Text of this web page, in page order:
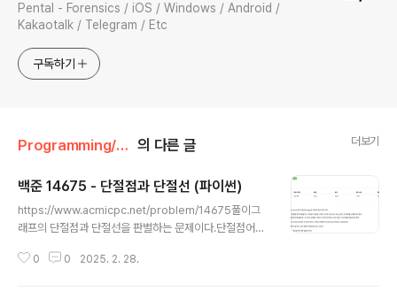
Pental - Forensics / iOS / Windows / Android /
Kakaotalk / Telegram / Etc
구독하기
Programming/백준 의 다른 글 더보기
백준 14675 - 단절점과 단절선 (파이썬)
https://www.acmicpc.net/problem/14675풀이그
래프의 단절점과 단절선을 판별하는 문제이다.단절점어떤
는 정점단절선어떤 간선을 제거했을 때 그래프가 여러 개
0 0 2025. 2. 28.